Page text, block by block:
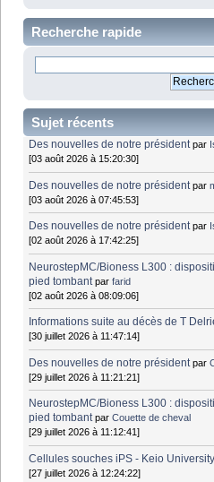
Recherche rapide
Sujet récents
Des nouvelles de notre président par
[03 août 2026 à 15:20:30]
Des nouvelles de notre président par
[03 août 2026 à 07:45:53]
Des nouvelles de notre président par
[02 août 2026 à 17:42:25]
NeurostepMC/Bioness L300 :
pied tombant parfarid
[02 août 2026 à 08:09:06]
Informations suite au décès de T
[30 juillet 2026 à 11:47:14]
Des nouvelles de notre président par
[29 juillet 2026 à 11:21:21]
NeurostepMC/Bioness L300 :
pied tombant parCouette de cheval
[29 juillet 2026 à 11:12:41]
Cellules souches iPS - Keio
[27 juillet 2026 à 12:24:22]